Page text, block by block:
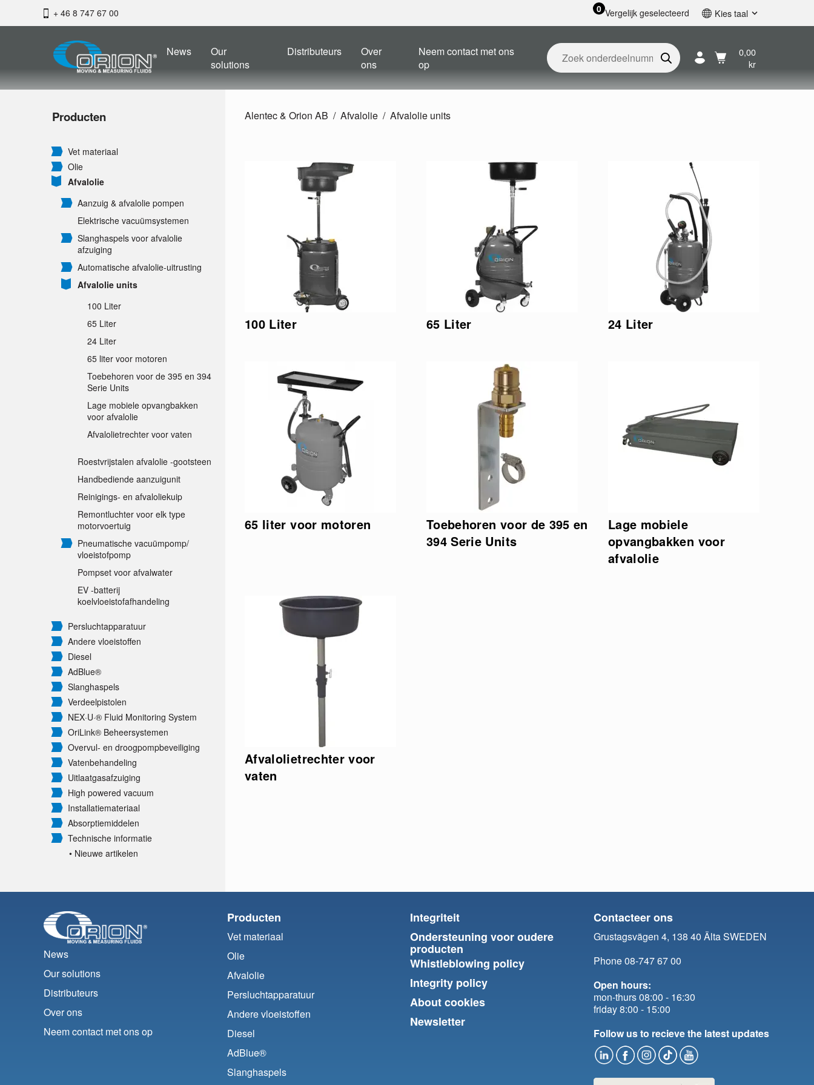
+ 46 8 747 67 00 0 Vergelijk geselecteerd Kies taal
Svenska
Français
Nederlands
News
Our
solutions
Distributeurs
Over
ons
Neem contact met ons
op
0,00
kr
Producten
Vet materiaal
Olie
Afvalolie
Aanzuig & afvalolie pompen
Elektrische vacuümsystemen
Slanghaspels voor afvalolie
afzuiging
Automatische afvalolie-uitrusting
Afvalolie units
100 Liter
65 Liter
24 Liter
65 liter voor motoren
Toebehoren voor de 395 en 394
Serie Units
Lage mobiele opvangbakken
voor afvalolie
Afvalolietrechter voor vaten
Roestvrijstalen afvalolie -gootsteen
Handbediende aanzuigunit
Reinigings- en afvaloliekuip
Remontluchter voor elk type
motorvoertuig
Pneumatische vacuümpomp/
vloeistofpomp
Pompset voor afvalwater
EV -batterij
koelvloeistofafhandeling
Persluchtapparatuur
Andere vloeistoffen
Diesel
AdBlue®
Slanghaspels
Verdeelpistolen
NEX·U·® Fluid Monitoring System
OriLink® Beheersystemen
Overvul- en droogpompbeveiliging
Vatenbehandeling
Uitlaatgasafzuiging
High powered vacuum
Installatiemateriaal
Absorptiemiddelen
Technische informatie
• Nieuwe artikelen
Alentec & Orion AB Afvalolie Afvalolie units
100 Liter 65 Liter 24 Liter
65 liter voor motoren
Toebehoren voor de 395 en
394 Serie Units
Lage mobiele
opvangbakken voor
afvalolie
Afvalolietrechter voor
vaten
News
Our solutions
Distributeurs
Over ons
Neem contact met ons op
Producten
Vet materiaal
Olie
Afvalolie
Persluchtapparatuur
Andere vloeistoffen
Diesel
AdBlue®
Slanghaspels
Integriteit
Ondersteuning voor oudere
producten
Whistleblowing policy
Integrity policy
About cookies
Newsletter
Contacteer ons
Grustagsvägen 4, 138 40 Älta SWEDEN
Phone 08-747 67 00
Open hours:
mon-thurs 08:00 - 16:30
friday 8:00 - 15:00
Follow us to recieve the latest updates